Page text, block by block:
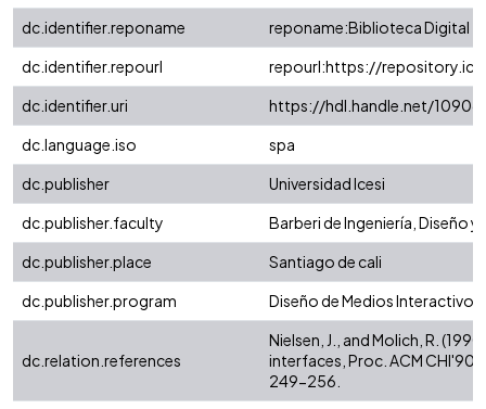
dc.identifier.reponame
reponame:Biblioteca Digital
dc.identifier.repourl
repourl:https://
dc.identifier.uri
https://hdl.handle.net/
dc.language.iso
spa
dc.publisher
Universidad Icesi
dc.publisher.faculty
Barberi de Ingeniería, Diseño
dc.publisher.place
Santiago de cali
dc.publisher.program
Diseño de Medios Interactivos
dc.relation.references
Nielsen, J., and Molich, R.
interfaces, Proc. ACM CHI'90
249-256.